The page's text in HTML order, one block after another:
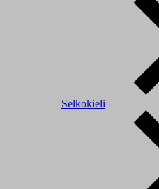
Selkokieli